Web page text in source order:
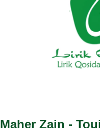
Maher Zain -